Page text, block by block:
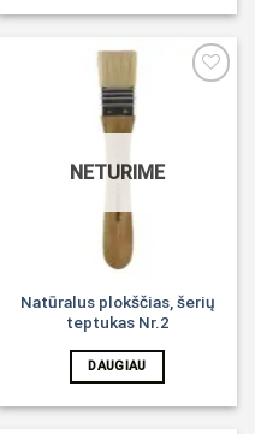
NETURIME
Natūralus plokščias, šerių
teptukas Nr.2
DAUGIAU